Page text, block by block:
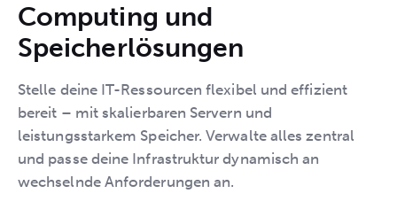
Computing und
Speicherlösungen
Stelle deine IT-Ressourcen flexibel und effizient
bereit – mit skalierbaren Servern und
leistungsstarkem Speicher. Verwalte alles zentral
und passe deine Infrastruktur dynamisch an
wechselnde Anforderungen an.